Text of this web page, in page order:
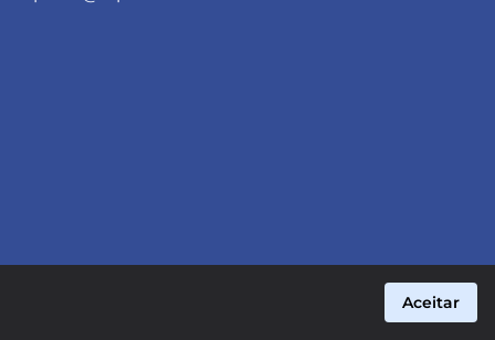
Aceitar